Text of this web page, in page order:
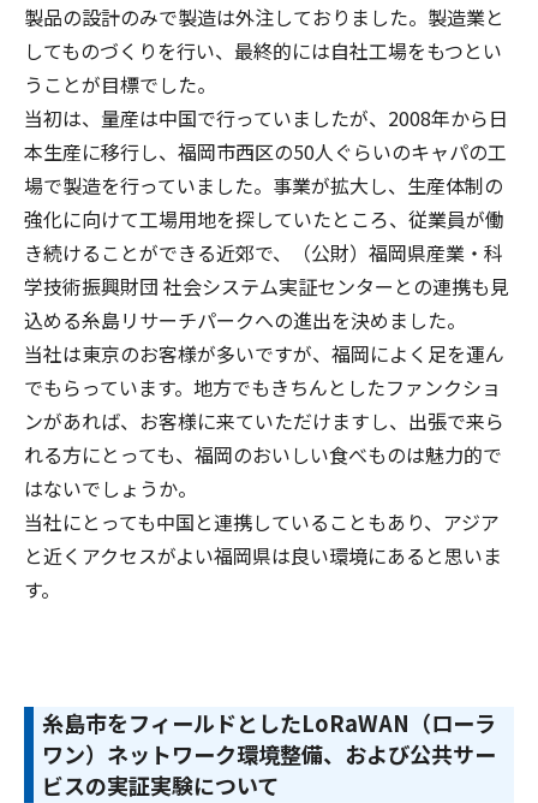
製品の設計のみで製造は外注しておりました。製造業と
してものづくりを行い、最終的には自社工場をもつとい
うことが目標でした。
当初は、量産は中国で行っていましたが、2008年から日
本生産に移行し、福岡市西区の50人ぐらいのキャパの工
場で製造を行っていました。事業が拡大し、生産体制の
強化に向けて工場用地を探していたところ、従業員が働
き続けることができる近郊で、（公財）福岡県産業・科
学技術振興財団 社会システム実証センターとの連携も見
込める糸島リサーチパークへの進出を決めました。
当社は東京のお客様が多いですが、福岡によく足を運ん
でもらっています。地方でもきちんとしたファンクショ
ンがあれば、お客様に来ていただけますし、出張で来ら
れる方にとっても、福岡のおいしい食べものは魅力的で
はないでしょうか。
当社にとっても中国と連携していることもあり、アジア
と近くアクセスがよい福岡県は良い環境にあると思いま
す。
糸島市をフィールドとしたLoRaWAN（ローラ
ワン）ネットワーク環境整備、および公共サー
ビスの実証実験について